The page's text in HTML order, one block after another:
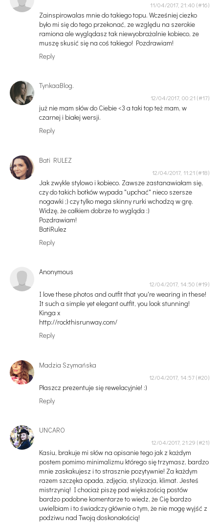
11/04/2017, 21:40
Zainspirowalas mnie do takiego topu. Wcześniej ciezko
było mi się do tego przekonać, ze względu na szerokie
ramiona ale wyglądasz tak niewyobrażalnie kobieco, ze
muszę skusić się na coś takiego! Pozdrawiam!
Reply
TynkaaBlog.
12/04/2017, 00:21
już nie mam słów do Ciebie <3 a taki top też mam, w
czarnej i białej wersji.
Reply
Bati RULEZ
12/04/2017, 11:21
Jak zwykle stylowo i kobieco. Zawsze zastanawiałam się,
czy do takich botków wypada "upchać" nieco szersze
nogawki ;) czy tylko mega skinny rurki wchodzą w grę.
Widzę, że całkiem dobrze to wygląda :)
Pozdrawiam!
BatiRulez
Reply
Anonymous
12/04/2017, 14:50
I love these photos and outfit that you're wearing in these!
It such a simple yet elegant outfit, you look stunning!
Kinga x
http://rockthisrunway.com/
Reply
Madzia Szymańska
12/04/2017, 14:57
Płaszcz prezentuje się rewelacyjnie! :)
Reply
UNCARO
12/04/2017, 21:29
Kasiu, brakuje mi słów na opisanie tego jak z każdym
postem pomimo minimalizmu którego się trzymasz, bardzo
mnie zaskakujesz i to strasznie pozytywnie! Za każdym
razem szczęka opada, zdjęcia, stylizacja, klimat. Jesteś
mistrzynią! I chociaż piszę pod większością postów
bardzo podobne komentarze to wiedz, że Cię bardzo
uwielbiam i to świadczy głównie o tym, że nie mogę wyjść z
podziwu nad Twoją doskonałością!